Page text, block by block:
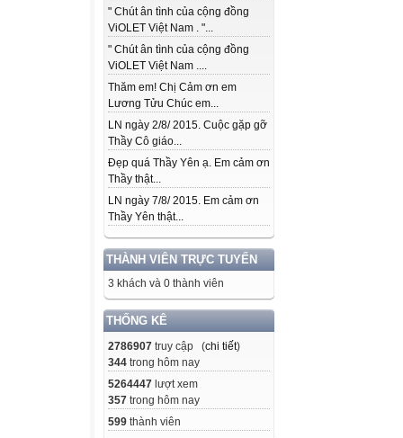
" Chút ân tình của cộng đồng
ViOLET Việt Nam . "...
" Chút ân tình của cộng đồng
ViOLET Việt Nam ....
Thăm em! Chị Cảm ơn em
Lương Tửu Chúc em...
LN ngày 2/8/ 2015. Cuộc gặp gỡ
Thầy Cô giáo...
Đẹp quá Thầy Yên ạ. Em cảm ơn
Thầy thật...
LN ngày 7/8/ 2015. Em cảm ơn
Thầy Yên thật...
THÀNH VIÊN TRỰC TUYẾN
3 khách và 0 thành viên
THỐNG KÊ
2786907 truy cập (chi tiết)
344 trong hôm nay
5264447 lượt xem
357 trong hôm nay
599 thành viên